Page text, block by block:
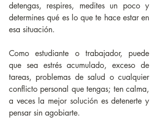
detengas, respires, medites un poco y
determines qué es lo que te hace estar en
esa situación.
Como estudiante o trabajador, puede
que sea estrés acumulado, exceso de
tareas, problemas de salud o cualquier
conflicto personal que tengas; ten calma,
a veces la mejor solución es detenerte y
pensar sin agobiarte.